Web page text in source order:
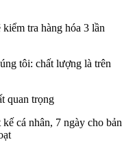
tra hàng hóa 3 lần
tôi: chất lượng là trên
quan trọng
cá nhân, 7 ngày cho bản